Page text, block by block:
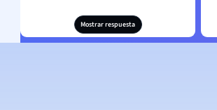
Mostrar respuesta